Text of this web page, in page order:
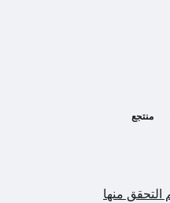
منتجع